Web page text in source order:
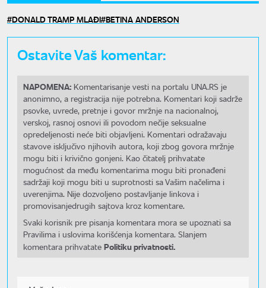
DONALD TRAMP MLAĐI BETINA ANDERSON
Ostavite Vaš komentar:
NAPOMENA: Komentarisanje vesti na portalu UNA.RS je
anonimno, a registracija nije potrebna. Komentari koji sadrže
psovke, uvrede, pretnje i govor mržnje na nacionalnoj,
verskoj, rasnoj osnovi ili povodom nečije seksualne
opredeljenosti neće biti objavljeni. Komentari odražavaju
stavove isključivo njihovih autora, koji zbog govora mržnje
mogu biti i krivično gonjeni. Kao čitatelj prihvatate
mogućnost da među komentarima mogu biti pronađeni
sadržaji koji mogu biti u suprotnosti sa Vašim načelima i
uverenjima. Nije dozvoljeno postavljanje linkova i
promovisanjedrugih sajtova kroz komentare.
Svaki korisnik pre pisanja komentara mora se upoznati sa
Pravilima i uslovima korišćenja komentara. Slanjem
komentara prihvatate Politiku privatnosti.